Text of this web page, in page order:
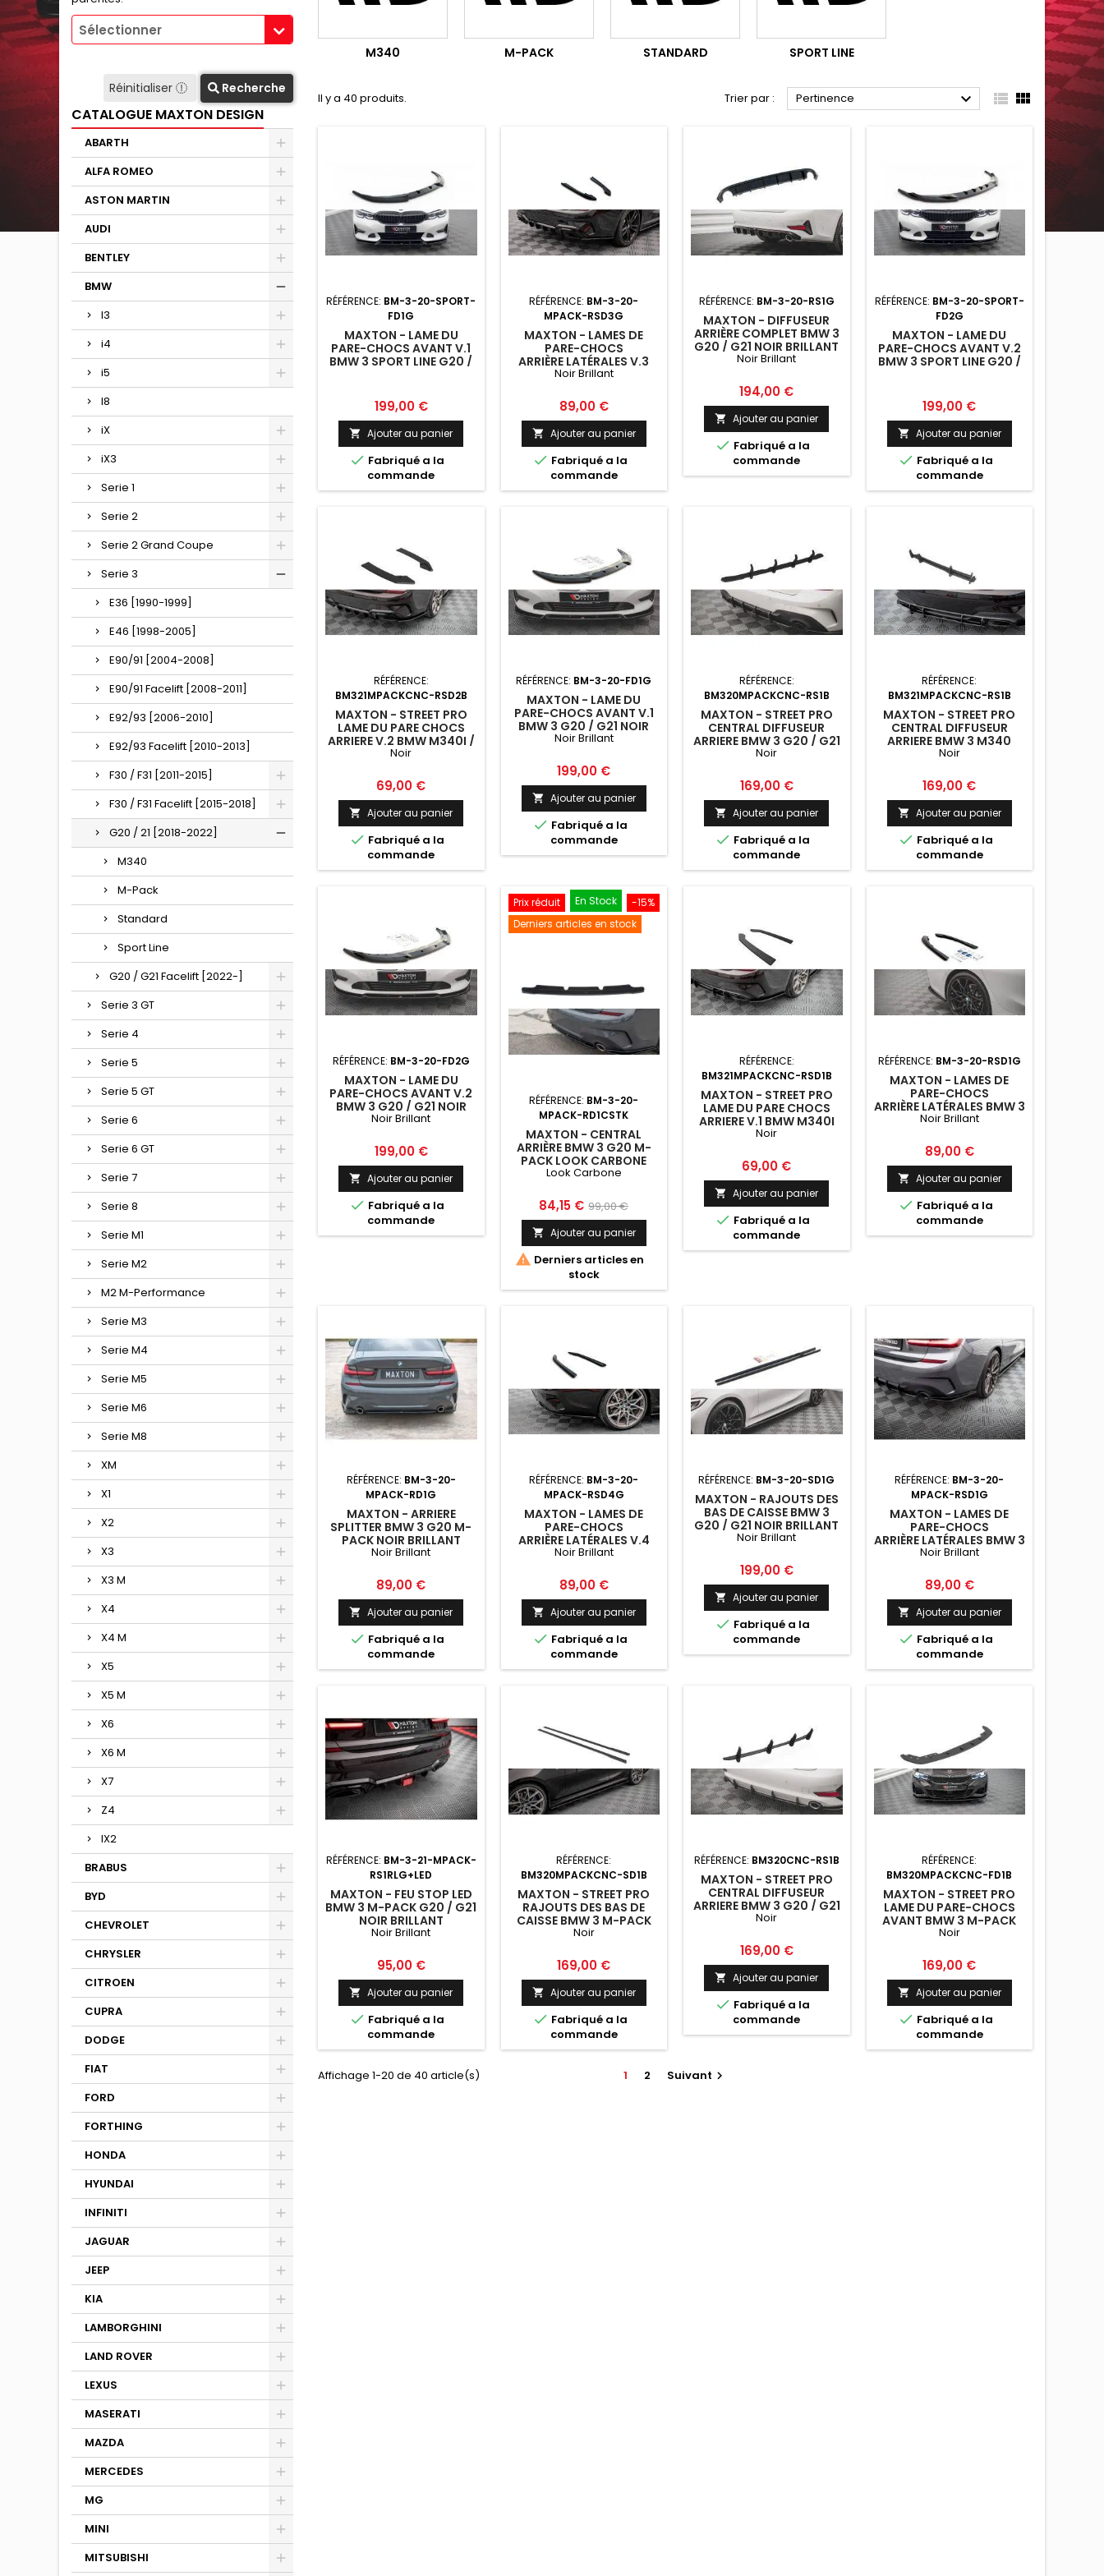
Sélectionner
Réinitialiser Recherche
CATALOGUE MAXTON DESIGN
ABARTH
ALFA ROMEO
ASTON MARTIN
AUDI
BENTLEY
BMW
I3
i4
i5
I8
iX
iX3
Serie 1
Serie 2
Serie 2 Grand Coupe
Serie 3
E36 [1990-1999]
E46 [1998-2005]
E90/91 [2004-2008]
E90/91 Facelift [2008-2011]
E92/93 [2006-2010]
E92/93 Facelift [2010-2013]
F30 / F31 [2011-2015]
F30 / F31 Facelift [2015-2018]
G20 / 21 [2018-2022]
M340
M-Pack
Standard
Sport Line
G20 / G21 Facelift [2022-]
Serie 3 GT
Serie 4
Serie 5
Serie 5 GT
Serie 6
Serie 6 GT
Serie 7
Serie 8
Serie M1
Serie M2
M2 M-Performance
Serie M3
Serie M4
Serie M5
Serie M6
Serie M8
XM
X1
X2
X3
X3 M
X4
X4 M
X5
X5 M
X6
X6 M
X7
Z4
IX2
BRABUS
BYD
CHEVROLET
CHRYSLER
CITROEN
CUPRA
DODGE
FIAT
FORD
FORTHING
HONDA
HYUNDAI
INFINITI
JAGUAR
JEEP
KIA
LAMBORGHINI
LAND ROVER
LEXUS
MASERATI
MAZDA
MERCEDES
MG
MINI
MITSUBISHI
M340 M-PACK STANDARD SPORT LINE
Il y a 40 produits. Trier par : Pertinence   
RÉFÉRENCE: BM-3-20-SPORT-
FD1G
MAXTON - LAME DU
PARE-CHOCS AVANT V.1
BMW 3 SPORT LINE G20 /
Prix
199,00 €
 Ajouter au panier
 Fabriqué a la
commande
RÉFÉRENCE: BM-3-20-
MPACK-RSD3G
MAXTON - LAMES DE
PARE-CHOCS
ARRIÈRE LATÉRALES V.3
BMW M340I / M-PACK
Noir Brillant
Prix
89,00 €
 Ajouter au panier
 Fabriqué a la
commande
RÉFÉRENCE: BM-3-20-RS1G
MAXTON - DIFFUSEUR
ARRIÈRE COMPLET BMW 3
G20 / G21 NOIR BRILLANT
Noir Brillant
Prix
194,00 €
 Ajouter au panier
 Fabriqué a la
commande
RÉFÉRENCE: BM-3-20-SPORT-
FD2G
MAXTON - LAME DU
PARE-CHOCS AVANT V.2
BMW 3 SPORT LINE G20 /
Prix
199,00 €
 Ajouter au panier
 Fabriqué a la
commande
RÉFÉRENCE:
BM321MPACKCNC-RSD2B
MAXTON - STREET PRO
LAME DU PARE CHOCS
ARRIERE V.2 BMW M340I /
M-PACK G20 / G21 NOIR
Noir
Prix
69,00 €
 Ajouter au panier
 Fabriqué a la
commande
RÉFÉRENCE: BM-3-20-FD1G
MAXTON - LAME DU
PARE-CHOCS AVANT V.1
BMW 3 G20 / G21 NOIR
BRILLANT
Noir Brillant
Prix
199,00 €
 Ajouter au panier
 Fabriqué a la
commande
RÉFÉRENCE:
BM320MPACKCNC-RS1B
MAXTON - STREET PRO
CENTRAL DIFFUSEUR
ARRIERE BMW 3 G20 / G21
M-PACK NOIR
Noir
Prix
169,00 €
 Ajouter au panier
 Fabriqué a la
commande
RÉFÉRENCE:
BM321MPACKCNC-RS1B
MAXTON - STREET PRO
CENTRAL DIFFUSEUR
ARRIERE BMW 3 M340
G20 / G21 NOIR
Noir
Prix
169,00 €
 Ajouter au panier
 Fabriqué a la
commande
RÉFÉRENCE: BM-3-20-FD2G
MAXTON - LAME DU
PARE-CHOCS AVANT V.2
BMW 3 G20 / G21 NOIR
BRILLANT
Noir Brillant
Prix
199,00 €
 Ajouter au panier
 Fabriqué a la
commande
-15%
Prix réduit
En Stock
Derniers articles en stock
RÉFÉRENCE: BM-3-20-
MPACK-RD1CSTK
MAXTON - CENTRAL
ARRIÈRE BMW 3 G20 M-
PACK LOOK CARBONE
Look Carbone
Prix
84,15 € Prix
de
base
99,00 €
 Ajouter au panier
 Derniers articles en
stock
RÉFÉRENCE:
BM321MPACKCNC-RSD1B
MAXTON - STREET PRO
LAME DU PARE CHOCS
ARRIERE V.1 BMW M340I
G20 / G21 NOIR
Noir
Prix
69,00 €
 Ajouter au panier
 Fabriqué a la
commande
RÉFÉRENCE: BM-3-20-RSD1G
MAXTON - LAMES DE
PARE-CHOCS
ARRIÈRE LATÉRALES BMW 3
G20 / G21 NOIR BRILLANT
Noir Brillant
Prix
89,00 €
 Ajouter au panier
 Fabriqué a la
commande
RÉFÉRENCE: BM-3-20-
MPACK-RD1G
MAXTON - ARRIERE
SPLITTER BMW 3 G20 M-
PACK NOIR BRILLANT
Noir Brillant
Prix
89,00 €
 Ajouter au panier
 Fabriqué a la
commande
RÉFÉRENCE: BM-3-20-
MPACK-RSD4G
MAXTON - LAMES DE
PARE-CHOCS
ARRIÈRE LATÉRALES V.4
BMW M340I G20 / G21
Noir Brillant
Prix
89,00 €
 Ajouter au panier
 Fabriqué a la
commande
RÉFÉRENCE: BM-3-20-SD1G
MAXTON - RAJOUTS DES
BAS DE CAISSE BMW 3
G20 / G21 NOIR BRILLANT
Noir Brillant
Prix
199,00 €
 Ajouter au panier
 Fabriqué a la
commande
RÉFÉRENCE: BM-3-20-
MPACK-RSD1G
MAXTON - LAMES DE
PARE-CHOCS
ARRIÈRE LATÉRALES BMW 3
M-PACK G20 NOIR
Noir Brillant
Prix
89,00 €
 Ajouter au panier
 Fabriqué a la
commande
RÉFÉRENCE: BM-3-21-MPACK-
RS1RLG+LED
MAXTON - FEU STOP LED
BMW 3 M-PACK G20 / G21
NOIR BRILLANT
Noir Brillant
Prix
95,00 €
 Ajouter au panier
 Fabriqué a la
commande
RÉFÉRENCE:
BM320MPACKCNC-SD1B
MAXTON - STREET PRO
RAJOUTS DES BAS DE
CAISSE BMW 3 M-PACK
G20 / G21 NOIR
Noir
Prix
169,00 €
 Ajouter au panier
 Fabriqué a la
commande
RÉFÉRENCE: BM320CNC-RS1B
MAXTON - STREET PRO
CENTRAL DIFFUSEUR
ARRIERE BMW 3 G20 / G21
NOIR
Noir
Prix
169,00 €
 Ajouter au panier
 Fabriqué a la
commande
RÉFÉRENCE:
BM320MPACKCNC-FD1B
MAXTON - STREET PRO
LAME DU PARE-CHOCS
AVANT BMW 3 M-PACK
G20 / G21 NOIR
Noir
Prix
169,00 €
 Ajouter au panier
 Fabriqué a la
commande
Affichage 1-20 de 40 article(s) 1 2 Suivant 